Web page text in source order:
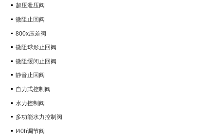
超压泄压阀
微阻止回阀
800x压差阀
微阻球形止回阀
微阻缓闭止回阀
静音止回阀
自力式控制阀
水力控制阀
多功能水力控制阀
t40h调节阀